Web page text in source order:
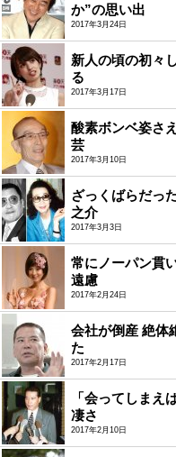
か”の思い出
2017年3月24日
新人の頃の初々
る
2017年3月17日
酸素ボンベ姿さ
芸
2017年3月10日
ざっくばらだっ
之介
2017年3月3日
常にノーパン貫
遠慮
2017年2月24日
会社が倒産 絶体
た
2017年2月17日
「会ってしまえ
凄さ
2017年2月10日